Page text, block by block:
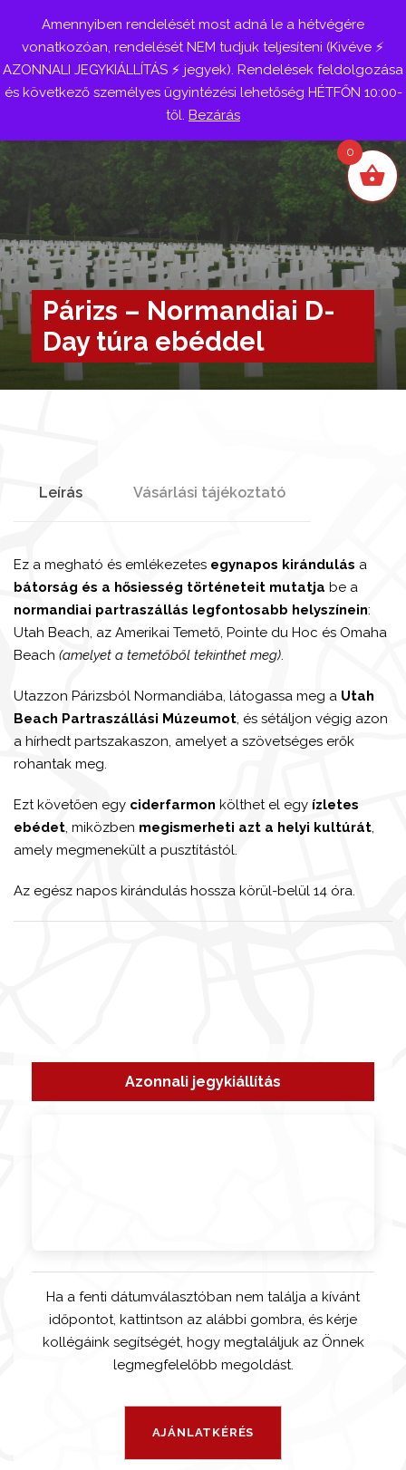
Belépés
Párizs – Normandiai D-
Day túra ebéddel
Azonnali jegykiállítás
Ha a fenti dátumválasztóban nem találja a kívánt
időpontot, kattintson az alábbi gombra, és kérje
kollégáink segítségét, hogy megtaláljuk az Önnek
legmegfelelőbb megoldást.
Leírás Vásárlási tájékoztató
Ez a megható és emlékezetes egynapos kirándulás a
bátorság és a hősiesség történeteit mutatja be a
normandiai partraszállás legfontosabb helyszínein:
Utah Beach, az Amerikai Temető, Pointe du Hoc és Omaha
Beach (amelyet a temetőből tekinthet meg)
Utazzon Párizsból Normandiába, látogassa meg a Utah
Beach Partraszállási Múzeumot , és sétáljon végig azon
a hírhedt partszakaszon, amelyet a szövetséges erők
rohantak meg.
Ezt követően egy ciderfarmon költhet el egy ízletes
ebédet , miközben megismerheti azt a helyi kultúrát
amely megmenekült a pusztítástól.
Az egész napos kirándulás hossza körül-belül 14 óra.
Amennyiben rendelését most adná le a hétvégére
vonatkozóan, rendelését NEM tudjuk teljesíteni (Kivéve ⚡
AZONNALI JEGYKIÁLLÍTÁS ⚡ jegyek). Rendelések feldolgozása
és következő személyes ügyintézési lehetőség HÉTFŐN 10:00-
től. Bezárás
0